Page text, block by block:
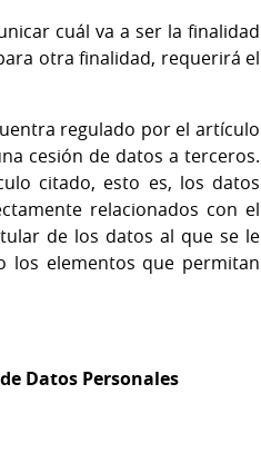
cuál va a ser la finalidad
otra finalidad, requerirá el
regulado por el artículo
cesión de datos a terceros.
citado, esto es, los datos
relacionados con el
de los datos al que se le
los elementos que permitan
Datos Personales